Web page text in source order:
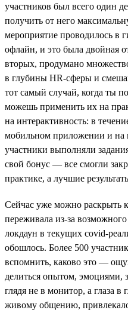
участников был всего один
получить от него
мероприятие проводилось в
офлайн, и это была двойная
вторых, продумано
в глубины HR-сферы и
тот самый случай, когда ты
можешь применить их на
на интерактивность: в
мобильном приложении и на
участники выполняли
свой бонус — все смогли
практике, а лучшие
Сейчас уже можно раскрыть
переживала из-за
локдаун в текущих covid-
обошлось. Более 500
вспомнить, каково это —
делиться опытом, эмоциями,
глядя не в монитор, а глаза в
живому общению,